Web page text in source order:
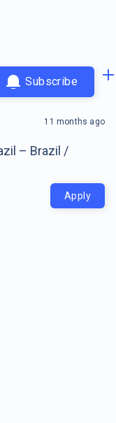
Subscribe
– Brazil /
11 months ago
Apply